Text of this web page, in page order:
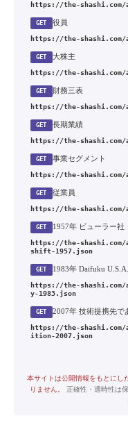
https://the-
GET 役員
https://the-shashi.com/
GET 大株主
https://the-shashi.com/
GET 財務三表
https://the-
GET 長期業績
https://the-
GET 事業セグメント
https://the-shashi.com/
GET 従業員
https://the-shashi.com/
GET
https://the-
shift-1957.json
GET 1983年 Daifuku
https://the-shashi.com/
y-1983.json
GET
https://the-shashi.com/
ition-2007.json
本サイトは公開情報をもとにし
りません。
正確性・適時性は